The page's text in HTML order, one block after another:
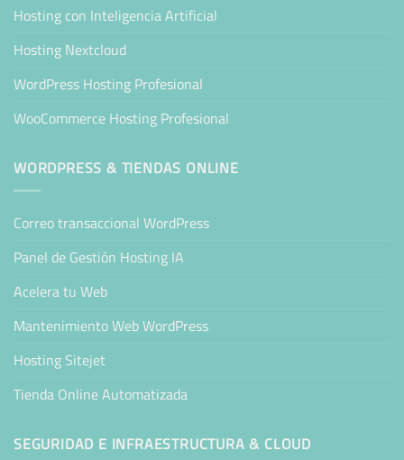
Hosting con Inteligencia Artificial
Hosting Nextcloud
WordPress Hosting Profesional
WooCommerce Hosting Profesional
WORDPRESS & TIENDAS ONLINE
Correo transaccional WordPress
Panel de Gestión Hosting IA
Acelera tu Web
Mantenimiento Web WordPress
Hosting Sitejet
Tienda Online Automatizada
SEGURIDAD E INFRAESTRUCTURA & CLOUD